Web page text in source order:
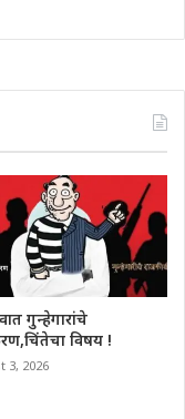
गुन्हेगारांचे
विषय !
3, 2026